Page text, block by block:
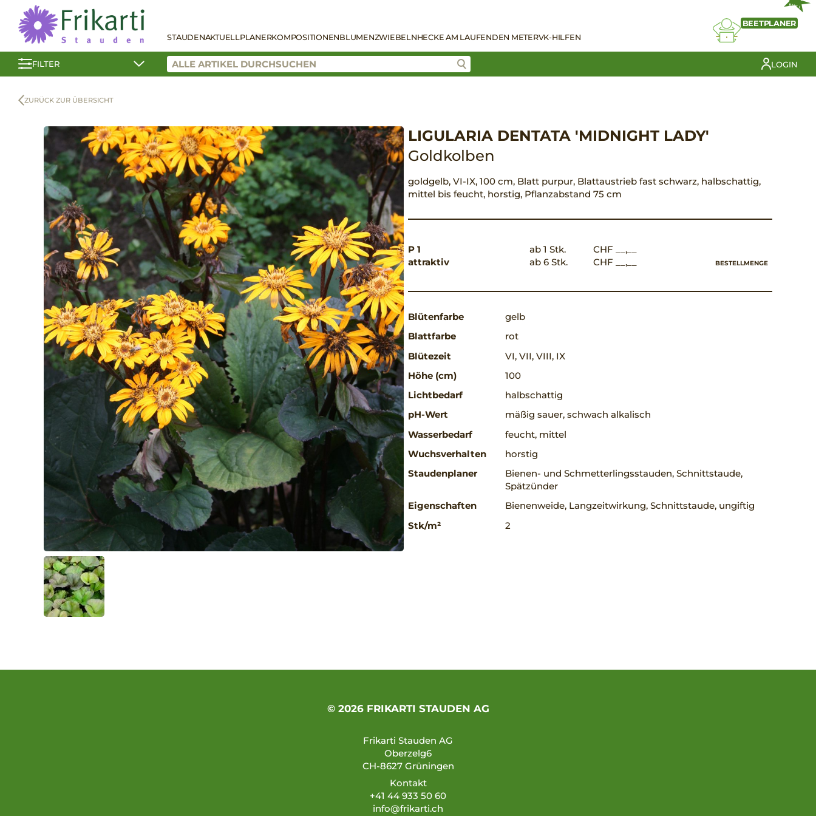
STAUDENAKTUELLPLANERKOMPOSITIONENBLUMENZWIEBELNHECKE AM LAUFENDEN METERVK-HILFEN
NEU
BEETPLANER
FILTER LOGIN
ZURÜCK ZUR ÜBERSICHT
LIGULARIA DENTATA 'MIDNIGHT LADY'
Goldkolben
goldgelb, VI-IX, 100 cm, Blatt purpur, Blattaustrieb fast schwarz, halbschattig,
mittel bis feucht, horstig, Pflanzabstand 75 cm
P 1
attraktiv
ab 1 Stk.
CHF __,__
ab 6 Stk.
CHF __,__ BESTELLMENGE
Blütenfarbe
gelb
Blattfarbe
rot
Blütezeit
VI, VII, VIII, IX
Höhe (cm)
100
Lichtbedarf
halbschattig
pH-Wert
mäßig sauer, schwach alkalisch
Wasserbedarf
feucht, mittel
Wuchsverhalten
horstig
Staudenplaner
Bienen- und Schmetterlingsstauden, Schnittstaude,
Spätzünder
Eigenschaften
Bienenweide, Langzeitwirkung, Schnittstaude, ungiftig
Stk/m²
2
© 2026 FRIKARTI STAUDEN AG
Frikarti Stauden AG
Oberzelg6
CH-8627 Grüningen
Kontakt
+41 44 933 50 60
info@frikarti.ch